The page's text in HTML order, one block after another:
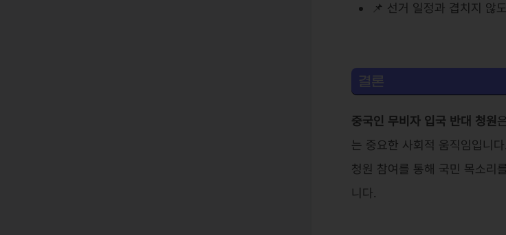
📌 선거 일정과 겹치지 않
결론
중국인 무비자 입국 반대 청원
는 중요한 사회적 움직임입니다.
청원 참여를 통해 국민 목소리
니다.